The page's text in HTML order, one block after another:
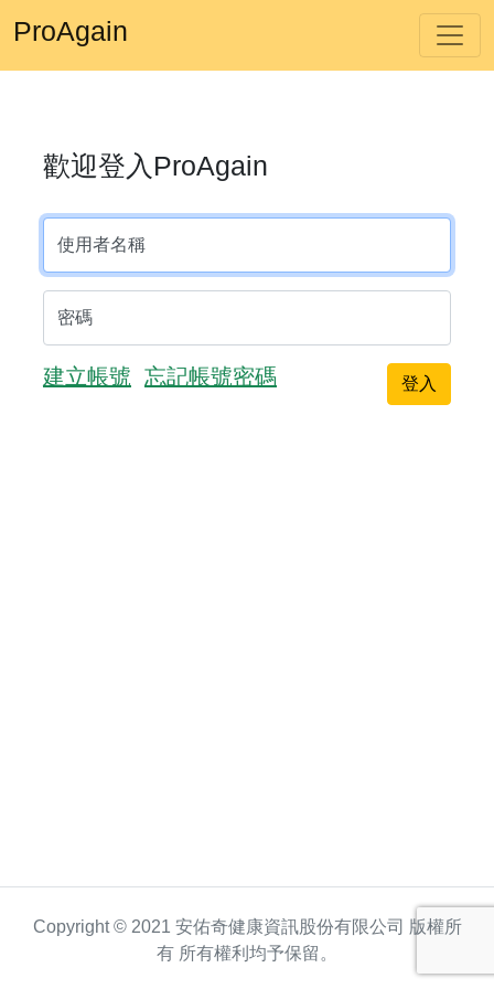
ProAgain
歡迎登入ProAgain
使用者名稱
密碼
建立帳號 忘記帳號密碼
Copyright © 2021 安佑奇健康資訊股份有限公司 版權所
有 所有權利均予保留。